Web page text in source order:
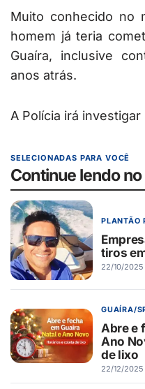
Muito conhecido no
homem já teria
Guaíra, inclusive
anos atrás.
A Polícia irá investigar
SELECIONADAS PARA VOCÊ
Continue lendo
PLANTÃO
tiros
22/10/2025
GUAÍRA/
Abre e
Ano
de lixo
22/12/2025